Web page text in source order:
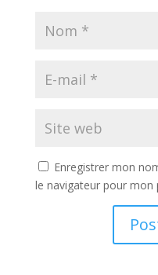
Enregistrer mon
le navigateur pour mon